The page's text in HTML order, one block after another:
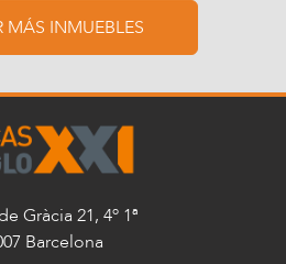
MÁS INMUEBLES
Gràcia 21, 4º 1ª
Barcelona